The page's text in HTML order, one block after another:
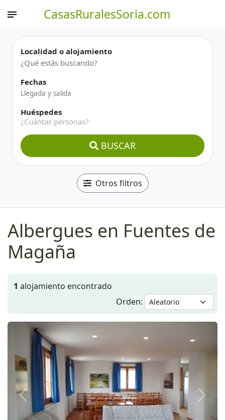
CasasRuralesSoria.com
Localidad o alojamiento
Fechas
Huéspedes
¿Cuántas personas?
BUSCAR
Otros filtros
Albergues en Fuentes de
Magaña
1 alojamiento encontrado
Orden:
Anterior